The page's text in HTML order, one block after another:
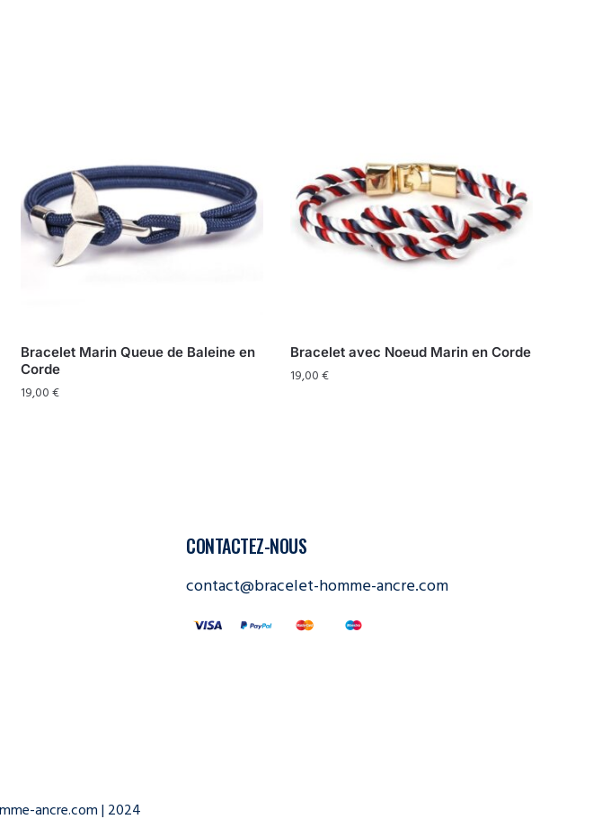
Bracelet Marin Queue de Baleine en
Corde
19,00€
Bracelet avec Noeud Marin en Corde
19,00€
CONTACTEZ-NOUS
contact@bracelet-homme-ancre.com
ancre.com | 2024